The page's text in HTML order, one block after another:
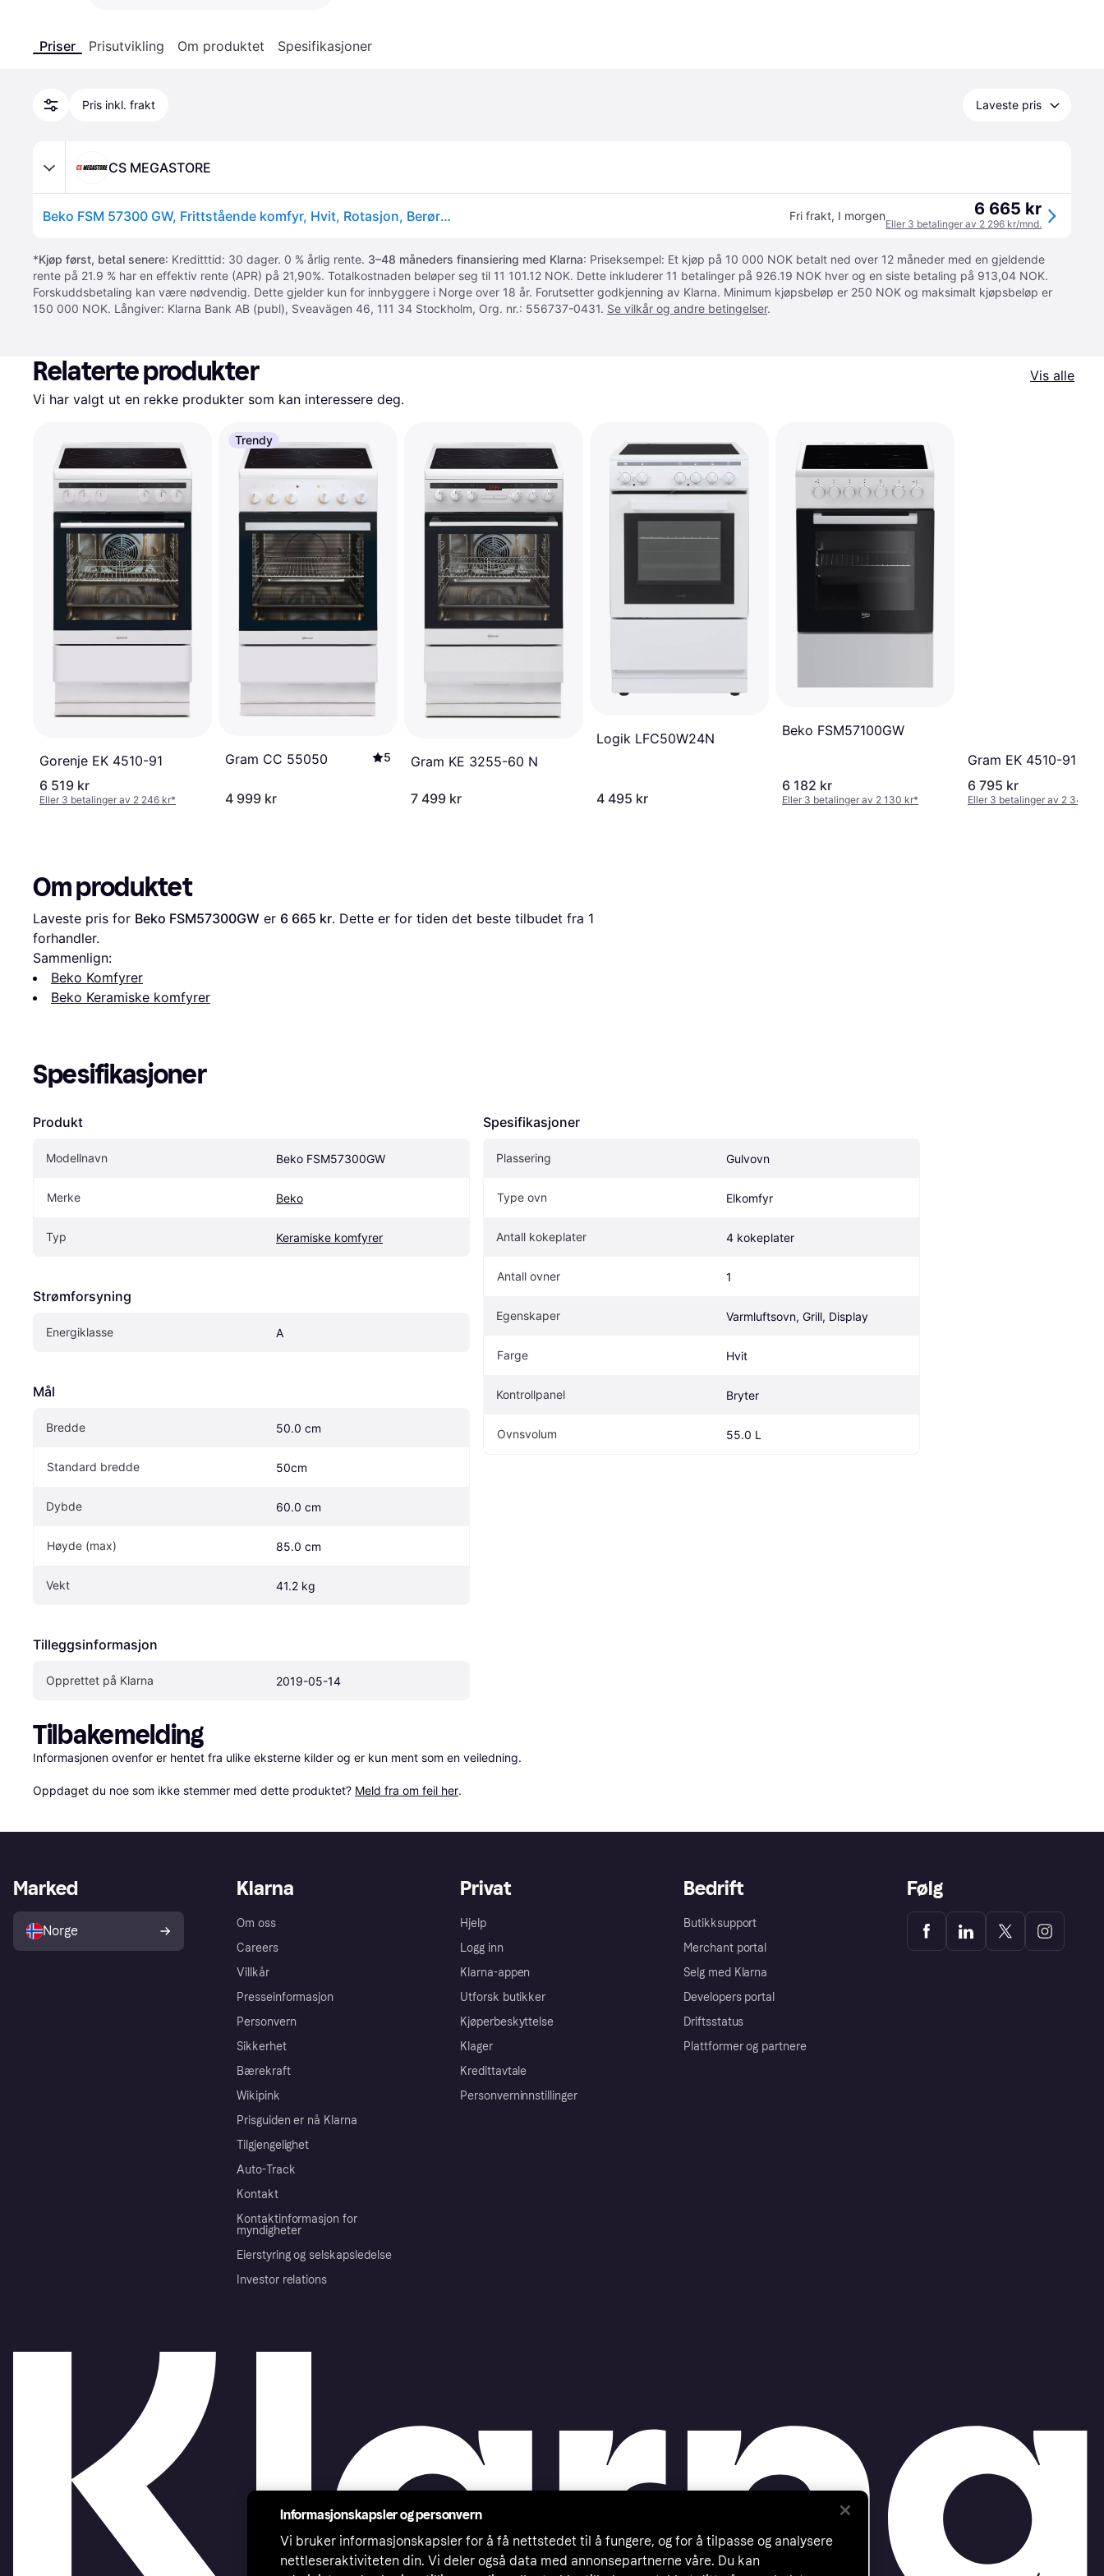
Priser Prisutvikling Om produktet Spesifikasjoner
Pris inkl. frakt Laveste pris
CS MEGASTORE
Beko FSM 57300 GW, Frittstående komfyr, Hvit, Rotasjon, Berøringskontroll, Front, Elektronisk, LED Fri frakt, I morgen 6 665 kr
Eller 3 betalinger av 2 296 kr/mnd.
*Kjøp først, betal senere: Kreditttid: 30 dager. 0 % årlig rente. 3–48 måneders finansiering med Klarna: Priseksempel: Et kjøp på 10 000 NOK betalt ned over 12 måneder med en gjeldende
rente på 21.9 % har en effektiv rente (APR) på 21,90%. Totalkostnaden beløper seg til 11 101.12 NOK. Dette inkluderer 11 betalinger på 926.19 NOK hver og en siste betaling på 913,04 NOK.
Forskuddsbetaling kan være nødvendig. Dette gjelder kun for innbyggere i Norge over 18 år. Forutsetter godkjenning av Klarna. Minimum kjøpsbeløp er 250 NOK og maksimalt kjøpsbeløp er
150 000 NOK. Långiver: Klarna Bank AB (publ), Sveavägen 46, 111 34 Stockholm, Org. nr.: 556737-0431. Se vilkår og andre betingelser.
Relaterte produkter
Vis alle
Vi har valgt ut en rekke produkter som kan interessere deg.
Gorenje EK 4510-91
6 519 kr
Eller 3 betalinger av 2 246 kr*
Trendy
Gram CC 55050 5
4 999 kr
Gram KE 3255-60 N
7 499 kr
Logik LFC50W24N
4 495 kr
Beko FSM57100GW
6 182 kr
Eller 3 betalinger av 2 130 kr*
Gram EK 4510-91 X
6 795 kr
Eller 3 betalinger av 2 341 kr
Om produktet
Laveste pris for Beko FSM57300GW er 6 665 kr. Dette er for tiden det beste tilbudet fra 1
forhandler.
Sammenlign:
Beko Komfyrer
Beko Keramiske komfyrer
Spesifikasjoner
Produkt
Modellnavn Beko FSM57300GW
Merke Beko
Typ Keramiske komfyrer
Strømforsyning
Energiklasse A
Mål
Bredde 50.0 cm
Standard bredde 50cm
Dybde 60.0 cm
Høyde (max) 85.0 cm
Vekt 41.2 kg
Tilleggsinformasjon
Opprettet på Klarna 2019-05-14
Spesifikasjoner
Plassering Gulvovn
Type ovn Elkomfyr
Antall kokeplater 4 kokeplater
Antall ovner 1
Egenskaper Varmluftsovn, Grill, Display
Farge Hvit
Kontrollpanel Bryter
Ovnsvolum 55.0 L
Tilbakemelding
Informasjonen ovenfor er hentet fra ulike eksterne kilder og er kun ment som en veiledning.
Oppdaget du noe som ikke stemmer med dette produktet? Meld fra om feil her.
Klarna
Om oss
Careers
Villkår
Presseinformasjon
Personvern
Sikkerhet
Bærekraft
Wikipink
Prisguiden er nå Klarna
Tilgjengelighet
Auto-Track
Kontakt
Kontaktinformasjon for
myndigheter
Eierstyring og selskapsledelse
Investor relations
Privat
Hjelp
Logg inn
Klarna-appen
Utforsk butikker
Kjøperbeskyttelse
Klager
Kredittavtale
Personverninnstillinger
Bedrift
Butikksupport
Merchant portal
Selg med Klarna
Developers portal
Driftsstatus
Plattformer og partnere
Marked
Norge
Følg
Informasjonskapsler og personvern
Vi bruker informasjonskapsler for å få nettstedet til å fungere, og for å tilpasse og analysere
nettleseraktiviteten din. Vi deler også data med annonsepartnerne våre. Du kan